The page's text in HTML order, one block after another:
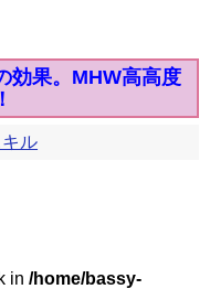
効果。MHW高高度
キル
in /home/bassy-